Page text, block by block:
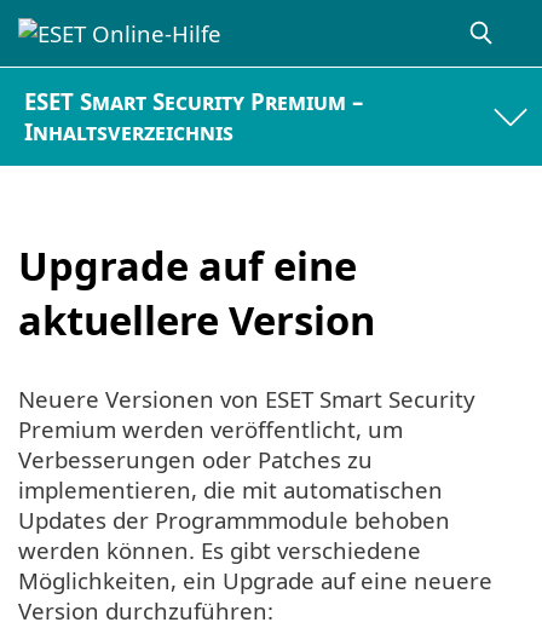
ESET Smart Security Premium –
Inhaltsverzeichnis
Upgrade auf eine
aktuellere Version
Neuere Versionen von ESET Smart Security
Premium werden veröffentlicht, um
Verbesserungen oder Patches zu
implementieren, die mit automatischen
Updates der Programmmodule behoben
werden können. Es gibt verschiedene
Möglichkeiten, ein Upgrade auf eine neuere
Version durchzuführen: